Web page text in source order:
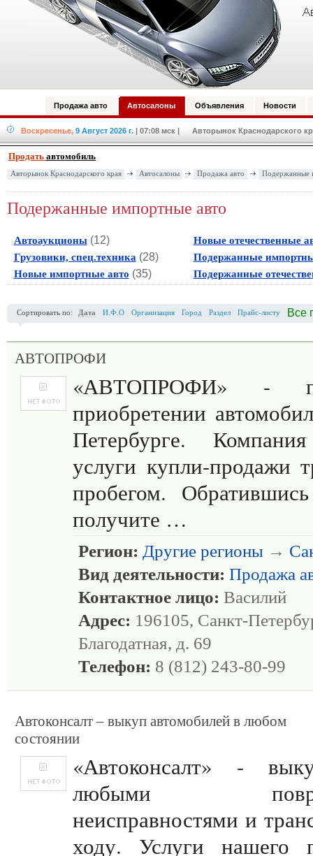
Продажа авто Автосалоны Объявления Новости
Воскресенье, 9 Август 2026 г. | 07:08 мск | Авторынок Краснодарского
Продать автомобиль
Авторынок Краснодарского края Автосалоны Продажа авто Подержанные
Подержанные импортные авто
Автоаукционы(12)
Грузовики, спец.техника (28)
Новые импортные авто (35)
Новые отечественные
Подержанные
Подержанные
Сортировать по: Дата И.Ф.О Организация Город Раздел Прайс-листу Все
АВТОПРОФИ
«АВТОПРОФИ» -
приобретении
Петербурге.
услуги купли-продажи
пробегом.
получите …
Регион: Другие регионы →
Вид деятельности: Продажа
Контактное лицо: Василий
Адрес: 196105, Санкт-
Благодатная, д. 69
Телефон: 8 (812) 243-80-99
Автоконсалт – выкуп автомобилей в любом
состоянии
«Автоконсалт» -
любыми
неисправностями и
ходу. Услуги нашего